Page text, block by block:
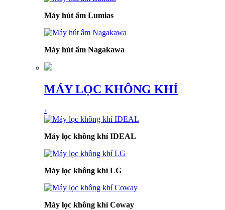
Máy hút ẩm Lumias
Máy hút ẩm Nagakawa
MÁY LỌC KHÔNG KHÍ
›
Máy lọc không khí IDEAL
Máy lọc không khí LG
Máy lọc không khí Coway